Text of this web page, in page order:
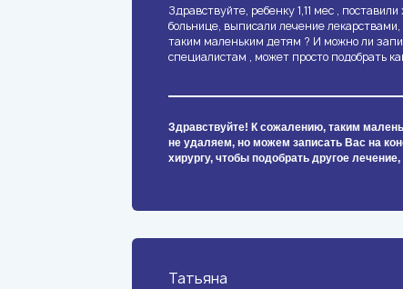
Здравствуйте, ребенку 1,11 мес ,
больнице, выписали лечение
таким маленьким детям ? И можно ли
специалистам , может просто подобрать
Здравствуйте! К сожалению, таким
не удаляем, но можем записать Вас на
хирургу, чтобы подобрать другое
Татьяна